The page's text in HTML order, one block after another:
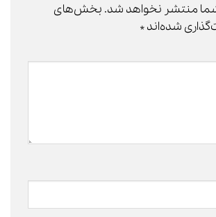
منتشر نخواهد شد. بخش‌های
شده‌اند*